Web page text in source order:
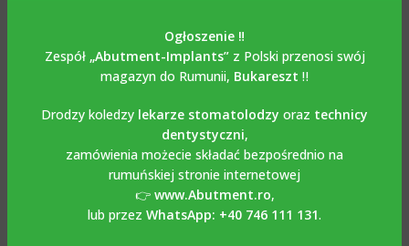
Ogłoszenie ‼️
Zespół „Abutment-Implants”z Polski przenosi swój
magazyn do Rumunii, Bukareszt ‼️
Drodzy koledzy lekarze stomatolodzy oraz technicy
dentystyczni,
zamówienia możecie składać bezpośrednio na
rumuńskiej stronie internetowej
👉 www.Abutment.ro,
lub przez WhatsApp: +40 746 111 131.
OPIS
Przykręcany mostek
kalcynacyjny
kompatybilny z MIS SEVEN